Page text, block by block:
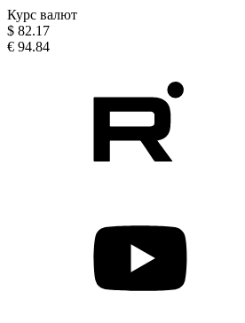
Курс валют
$ 82.17
€ 94.84